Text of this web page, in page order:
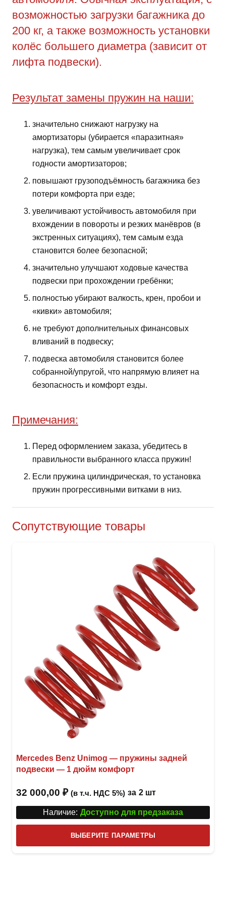
возможностью загрузки багажника до
200 кг, а также возможность установки
колёс большего диаметра (зависит от
лифта подвески).
Результат замены пружин на наши:
значительно снижают нагрузку на
амортизаторы (убирается «паразитная»
нагрузка), тем самым увеличивает срок
годности амортизаторов;
повышают грузоподъёмность багажника без
потери комфорта при езде;
увеличивают устойчивость автомобиля при
вхождении в повороты и резких манёвров (в
экстренных ситуациях), тем самым езда
становится более безопасной;
значительно улучшают ходовые качества
подвески при прохождении гребёнки;
полностью убирают валкость, крен, пробои и
«кивки» автомобиля;
не требуют дополнительных финансовых
вливаний в подвеску;
подвеска автомобиля становится более
собранной/упругой, что напрямую влияет на
безопасность и комфорт езды.
Примечания:
Перед оформлением заказа, убедитесь в
правильности выбранного класса пружин!
Если пружина цилиндрическая, то установка
пружин прогрессивными витками в низ.
Сопутствующие товары
Mercedes Benz Unimog — пружины задней
подвески — 1 дюйм комфорт
32 000,00 ₽ (в т.ч. НДС 5%) за 2 шт
Наличие: Доступно для предзаказа
ВЫБЕРИТЕ ПАРАМЕТРЫ
товар